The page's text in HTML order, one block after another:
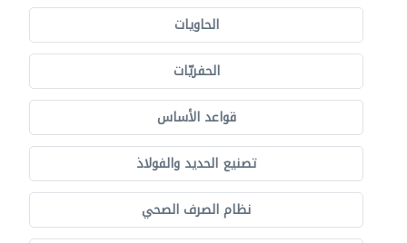
الحاويات
الحفريّات
قواعد الأساس
تصنيع الحديد والفولاذ
نظام الصرف الصحي